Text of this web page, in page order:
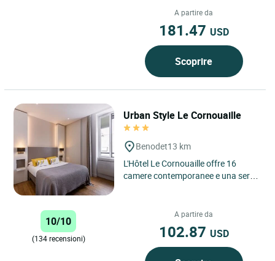
A partire da
181.47 USD
Scoprire
Urban Style Le Cornouaille
Benodet13 km
L'Hôtel Le Cornouaille offre 16
camere contemporanee e una serie
10/10
(134 recensioni)
A partire da
102.87 USD